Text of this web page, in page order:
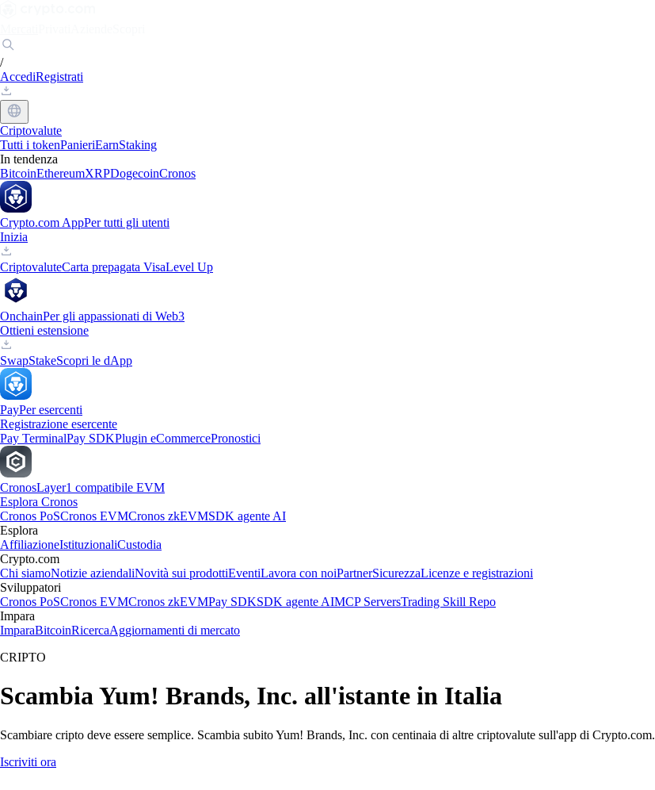
/
AccediRegistrati
Criptovalute
Tutti i tokenPanieriEarnStaking
In tendenza
BitcoinEthereumXRPDogecoinCronos
Crypto.com AppPer tutti gli utenti
Inizia
CriptovaluteCarta prepagata VisaLevel Up
OnchainPer gli appassionati di Web3
Ottieni estensione
SwapStakeScopri le dApp
PayPer esercenti
Registrazione esercente
Pay TerminalPay SDKPlugin eCommercePronostici
CronosLayer1 compatibile EVM
Esplora Cronos
Cronos PoSCronos EVMCronos zkEVMSDK agente AI
Esplora
AffiliazioneIstituzionaliCustodia
Crypto.com
Chi siamoNotizie aziendaliNovità sui prodottiEventiLavora con noiPartnerSicurezzaLicenze e registrazioni
Sviluppatori
Cronos PoSCronos EVMCronos zkEVMPay SDKSDK agente AIMCP ServersTrading Skill Repo
Impara
ImparaBitcoinRicercaAggiornamenti di mercato
CRIPTO
Scambia Yum! Brands, Inc. all'istante in Italia
Scambiare cripto deve essere semplice. Scambia subito Yum! Brands, Inc. con centinaia di altre criptovalute sull'app di Crypto.com.
Iscriviti ora